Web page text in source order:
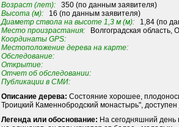
Возраст (лет):350 (по данным заявителя)
Высота (м):16 (по данным заявителя)
Диаметр ствола на высоте 1,3 м (м):1,84 (по
Место произрастания:Волгоградская область,
Координаты GPS:
Местоположение дерева на карте:
Обследование:
Открытие:
Отчет об обследовании:
Публикации в СМИ:
Описание дерева: Состояние хорошее,
Троицкий Каменнобродский монастырь",
Легенда или обоснование: На сегодняшний день